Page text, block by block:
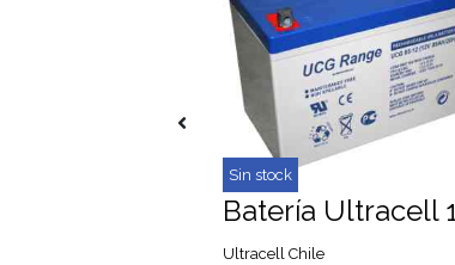
Sin stock
Ultracell Chile